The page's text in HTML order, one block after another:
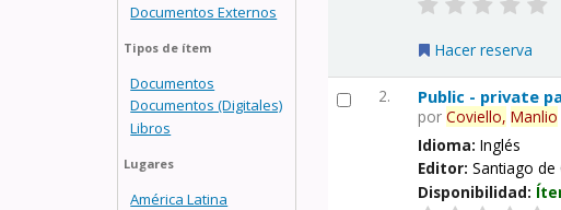
Documentos Externos
Tipos de ítem
Documentos
Documentos (Digitales)
Libros
Lugares
América Latina
Hacer reserva
2. Public - private
porCoviello, Manlio
Idioma:Inglés
Editor:Santiago de
Disponibilidad: